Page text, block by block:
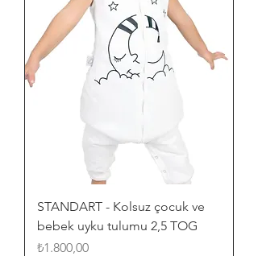
STANDART - Kolsuz çocuk ve
bebek uyku tulumu 2,5 TOG
Fiyat
₺1.800,00